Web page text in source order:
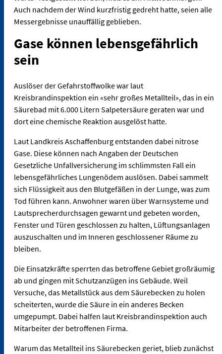
Auch nachdem der Wind kurzfristig gedreht hatte, seien alle
Messergebnisse unauffällig geblieben.
Gase können lebensgefährlich
sein
Auslöser der Gefahrstoffwolke war laut
Kreisbrandinspektion ein «sehr großes Metallteil», das in ein
Säurebad mit 6.000 Litern Salpetersäure geraten war und
dort eine chemische Reaktion ausgelöst hatte.
Laut Landkreis Aschaffenburg entstanden dabei nitrose
Gase. Diese können nach Angaben der Deutschen
Gesetzliche Unfallversicherung im schlimmsten Fall ein
lebensgefährliches Lungenödem auslösen. Dabei sammelt
sich Flüssigkeit aus den Blutgefäßen in der Lunge, was zum
Tod führen kann. Anwohner waren über Warnsysteme und
Lautsprecherdurchsagen gewarnt und gebeten worden,
Fenster und Türen geschlossen zu halten, Lüftungsanlagen
auszuschalten und im Inneren geschlossener Räume zu
bleiben.
Die Einsatzkräfte sperrten das betroffene Gebiet großräumig
ab und gingen mit Schutzanzügen ins Gebäude. Weil
Versuche, das Metallstück aus dem Säurebecken zu holen
scheiterten, wurde die Säure in ein anderes Becken
umgepumpt. Dabei halfen laut Kreisbrandinspektion auch
Mitarbeiter der betroffenen Firma.
Warum das Metallteil ins Säurebecken geriet, blieb zunächst